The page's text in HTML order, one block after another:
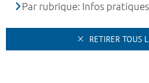
Par rubrique: Infos
RETIRER TOUS